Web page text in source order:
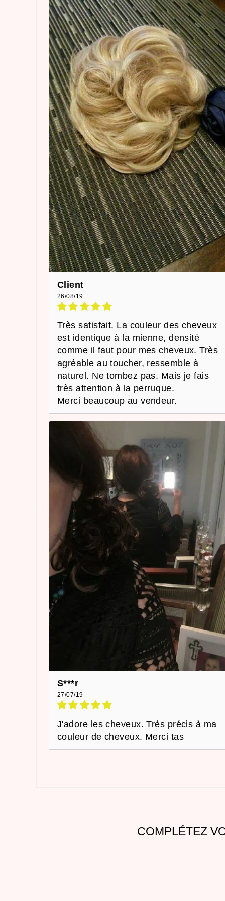
Client
26/08/19
Très satisfait. La couleur des cheveux
est identique à la mienne, densité
comme il faut pour mes cheveux. Très
agréable au toucher, ressemble à
naturel. Ne tombez pas. Mais je fais
très attention à la perruque.
Merci beaucoup au vendeur.
S***r
27/07/19
J'adore les cheveux. Très précis à ma
couleur de cheveux. Merci tas
COMPLÉTEZ